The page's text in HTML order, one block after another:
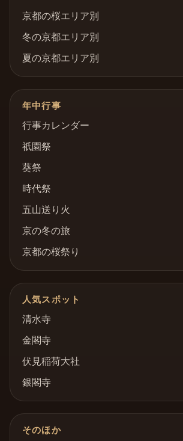
京都の桜エリア別
冬の京都エリア別
夏の京都エリア別
年中行事
行事カレンダー
祇園祭
葵祭
時代祭
五山送り火
京の冬の旅
京都の桜祭り
人気スポット
清水寺
金閣寺
伏見稲荷大社
銀閣寺
そのほか